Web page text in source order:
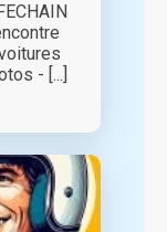
- [...]